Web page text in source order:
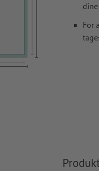
For